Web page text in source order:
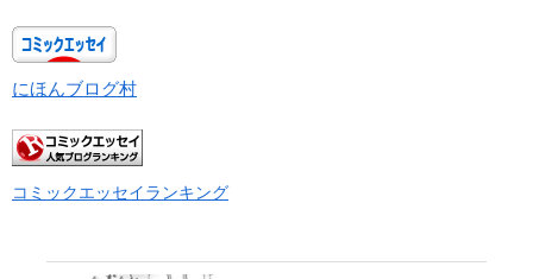
にほんブログ村
コミックエッセイランキング